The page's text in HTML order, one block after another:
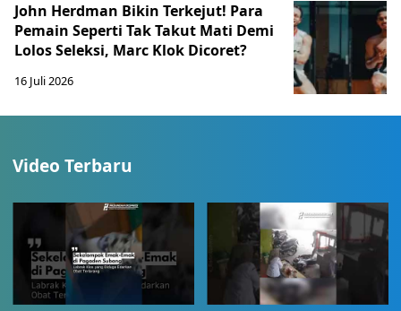
John Herdman Bikin Terkejut! Para
Pemain Seperti Tak Takut Mati Demi
Lolos Seleksi, Marc Klok Dicoret?
16 Juli 2026
Video Terbaru